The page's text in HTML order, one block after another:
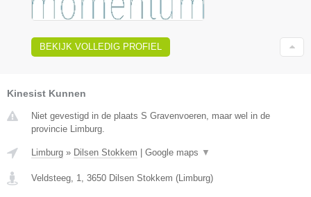
BEKIJK VOLLEDIG PROFIEL
Kinesist Kunnen
Niet gevestigd in de plaats S Gravenvoeren, maar wel in de
provincie Limburg.
Limburg » Dilsen Stokkem Google maps ▼
Veldsteeg, 1 3650 Dilsen Stokkem ( Limburg)